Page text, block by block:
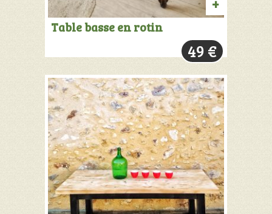
PANIER
Table basse en rotin
49 €